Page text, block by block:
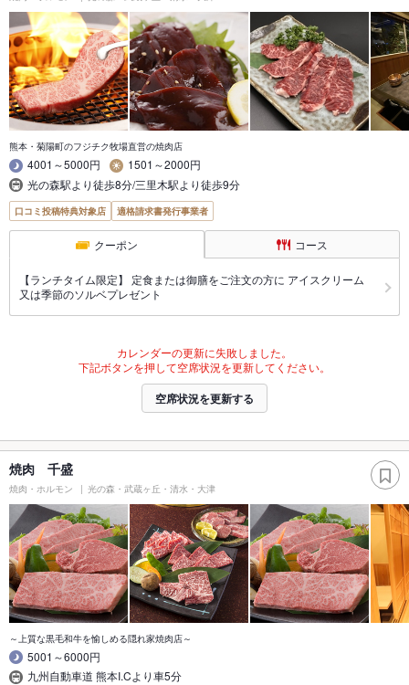
熊本・菊陽町のフジチク牧場直営の焼肉店
4001～5000円
1501～2000円
光の森駅より徒歩8分/三里木駅より徒歩9分
口コミ投稿特典対象店 適格請求書発行事業者
クーポン コース
【ランチタイム限定】 定食または御膳をご注文の方に アイスクリーム
又は季節のソルベプレゼント
カレンダーの更新に失敗しました。
下記ボタンを押して空席状況を更新してください。
空席状況を更新する
焼肉 千盛
焼肉・ホルモン 光の森・武蔵ヶ丘・清水・大津
～上質な黒毛和牛を愉しめる隠れ家焼肉店～
5001～6000円
九州自動車道 熊本I.Cより車5分